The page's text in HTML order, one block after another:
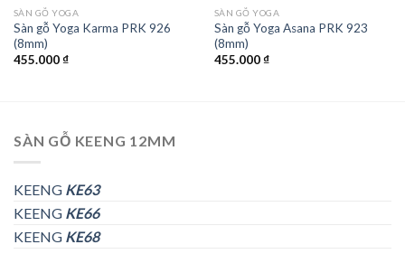
SÀN GỖ YOGA
Sàn gỗ Yoga Karma PRK 926
(8mm)
455.000₫
SÀN GỖ YOGA
Sàn gỗ Yoga Asana PRK 923
(8mm)
455.000₫
SÀN GỖ KEENG 12MM
KEENG KE63
KEENG KE66
KEENG KE68